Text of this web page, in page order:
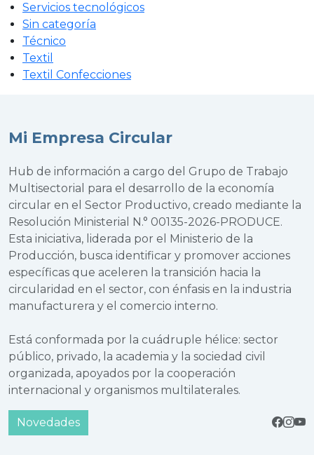
Servicios tecnológicos
Sin categoría
Técnico
Textil
Textil Confecciones
Mi Empresa Circular
Hub de información a cargo del Grupo de Trabajo
Multisectorial para el desarrollo de la economía
circular en el Sector Productivo, creado mediante la
Resolución Ministerial N.° 00135-2026-PRODUCE.
Esta iniciativa, liderada por el Ministerio de la
Producción, busca identificar y promover acciones
específicas que aceleren la transición hacia la
circularidad en el sector, con énfasis en la industria
manufacturera y el comercio interno.
Está conformada por la cuádruple hélice: sector
público, privado, la academia y la sociedad civil
organizada, apoyados por la cooperación
internacional y organismos multilaterales.
Novedades